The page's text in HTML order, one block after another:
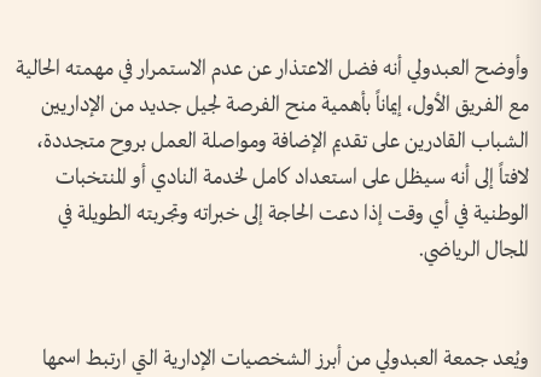
وأوضح العبدولي أنه فضل الاعتذار عن عدم الاستمرار في مهمته الحالية
مع الفريق الأول، إيماناً بأهمية منح الفرصة لجيل جديد من الإداريين
الشباب القادرين على تقديم الإضافة ومواصلة العمل بروح متجددة،
لافتاً إلى أنه سيظل على استعداد كامل لخدمة النادي أو المنتخبات
الوطنية في أي وقت إذا دعت الحاجة إلى خبراته وتجربته الطويلة في
المجال الرياضي.
ويُعد جمعة العبدولي من أبرز الشخصيات الإدارية التي ارتبط اسمها